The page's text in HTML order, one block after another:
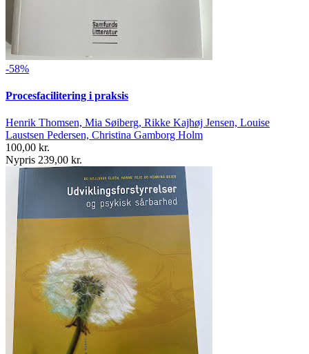
-58%
Procesfacilitering i praksis
Henrik Thomsen, Mia Søiberg, Rikke Kajhøj Jensen, Louise
Laustsen Pedersen, Christina Gamborg Holm
100,00 kr.
Nypris 239,00 kr.